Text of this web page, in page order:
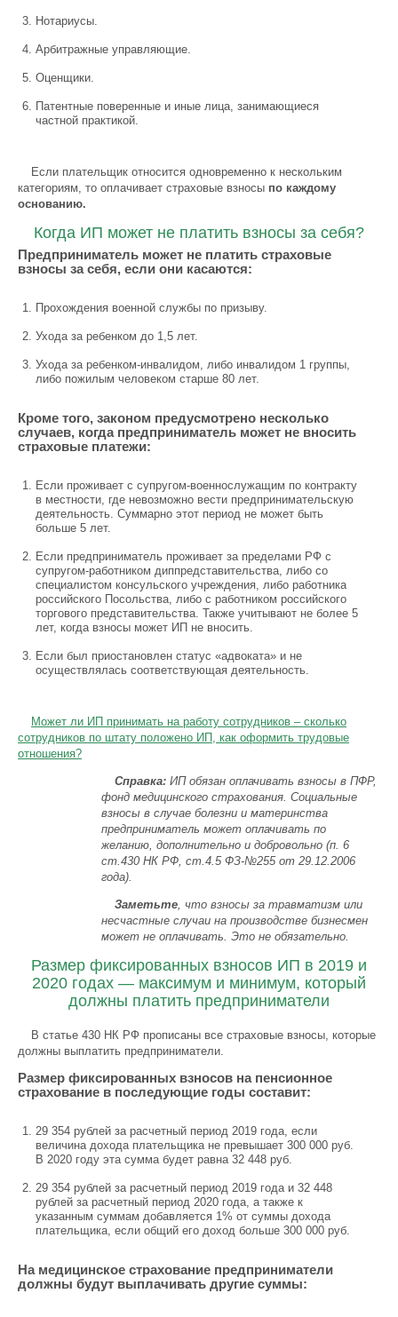
Нотариусы.
Арбитражные управляющие.
Оценщики.
Патентные поверенные и иные лица, занимающиеся
частной практикой.
Если плательщик относится одновременно к нескольким
категориям, то оплачивает страховые взносы по каждому
основанию.
Когда ИП может не платить взносы за себя?
Предприниматель может не платить страховые
взносы за себя, если они касаются:
Прохождения военной службы по призыву.
Ухода за ребенком до 1,5 лет.
Ухода за ребенком-инвалидом, либо инвалидом 1 группы,
либо пожилым человеком старше 80 лет.
Кроме того, законом предусмотрено несколько
случаев, когда предприниматель может не вносить
страховые платежи:
Если проживает с супругом-военнослужащим по контракту
в местности, где невозможно вести предпринимательскую
деятельность. Суммарно этот период не может быть
больше 5 лет.
Если предприниматель проживает за пределами РФ с
супругом-работником диппредставительства, либо со
специалистом консульского учреждения, либо работника
российского Посольства, либо с работником российского
торгового представительства. Также учитывают не более 5
лет, когда взносы может ИП не вносить.
Если был приостановлен статус «адвоката» и не
осуществлялась соответствующая деятельность.
Может ли ИП принимать на работу сотрудников – сколько
сотрудников по штату положено ИП, как оформить трудовые
отношения?
Справка: ИП обязан оплачивать взносы в ПФР,
фонд медицинского страхования. Социальные
взносы в случае болезни и материнства
предприниматель может оплачивать по
желанию, дополнительно и добровольно (п. 6
ст.430 НК РФ, ст.4.5 ФЗ-№255 от 29.12.2006
года).
Заметьте, что взносы за травматизм или
несчастные случаи на производстве бизнесмен
может не оплачивать. Это не обязательно.
Размер фиксированных взносов ИП в 2019 и
2020 годах — максимум и минимум, который
должны платить предприниматели
В статье 430 НК РФ прописаны все страховые взносы, которые
должны выплатить предприниматели.
Размер фиксированных взносов на пенсионное
страхование в последующие годы составит:
29 354 рублей за расчетный период 2019 года, если
величина дохода плательщика не превышает 300 000 руб.
В 2020 году эта сумма будет равна 32 448 руб.
29 354 рублей за расчетный период 2019 года и 32 448
рублей за расчетный период 2020 года, а также к
указанным суммам добавляется 1% от суммы дохода
плательщика, если общий его доход больше 300 000 руб.
На медицинское страхование предприниматели
должны будут выплачивать другие суммы: